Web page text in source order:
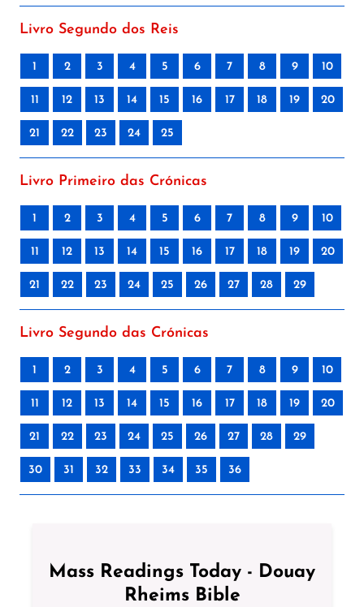
Livro Segundo dos Reis
1 2 3 4 5 6 7 8 9 10
11 12 13 14 15 16 17 18 19 20
21 22 23 24 25
Livro Primeiro das Crónicas
1 2 3 4 5 6 7 8 9 10
11 12 13 14 15 16 17 18 19 20
21 22 23 24 25 26 27 28 29
Livro Segundo das Crónicas
1 2 3 4 5 6 7 8 9 10
11 12 13 14 15 16 17 18 19 20
21 22 23 24 25 26 27 28 29
30 31 32 33 34 35 36
Mass Readings Today - Douay
Rheims Bible